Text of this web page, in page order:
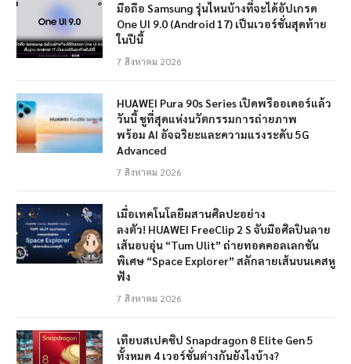
มือถือ Samsung รุ่นไหนบ้างที่จะได้อัปเกรด
One UI 9.0 (Android 17) เป็นเวอร์ชั่นสุดท้าย
ในปีนี้
7 สิงหาคม 2026
HUAWEI Pura 90s Series เปิดพรีออเดอร์แล้ว
วันนี้ ชูที่สุดแห่งนวัตกรรมการถ่ายภาพ
พร้อม AI อัจฉริยะและความแรงระดับ 5G
Advanced
7 สิงหาคม 2026
เมื่อเทคโนโลยีผสานศิลปะอย่าง
ลงตัว! HUAWEI FreeClip 2 S จับมือศิลปินลาย
เส้นอบอุ่น “Tum Ulit” ถ่ายทอดคอลเลกชัน
พิเศษ “Space Explorer” สลักลายเส้นบนเคสหู
ฟัง
7 สิงหาคม 2026
เทียบสเปคชิป Snapdragon 8 Elite Gen 5
ทั้งหมด 4 เวอร์ชั่นต่างกันยังไงบ้าง?